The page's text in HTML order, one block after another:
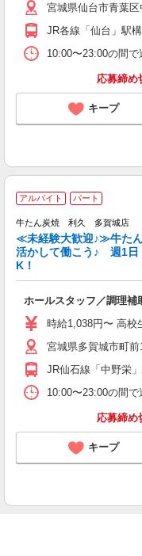
宮城県仙台市青葉
JR各線「仙台」駅
10:00〜23:00の間
応募締め
キープ
アルバイト パート
牛たん炭焼 利久 多賀城店
≪未経験大歓迎♪≫牛た
活かして働こう♪ 週1日
K！
ホールスタッフ／調理補
時給1,038円〜 高校
宮城県多賀城市町前
JR仙石線「中野栄
10:00〜23:00の間
応募締め
キープ